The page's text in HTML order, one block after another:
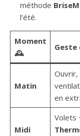
méthode
l’été.
Moment
🕰️
Geste
Matin
Ouvrir,
en
Midi
Volets